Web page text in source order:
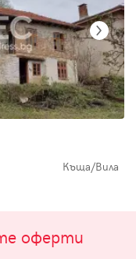
Къща/Вила
оферти